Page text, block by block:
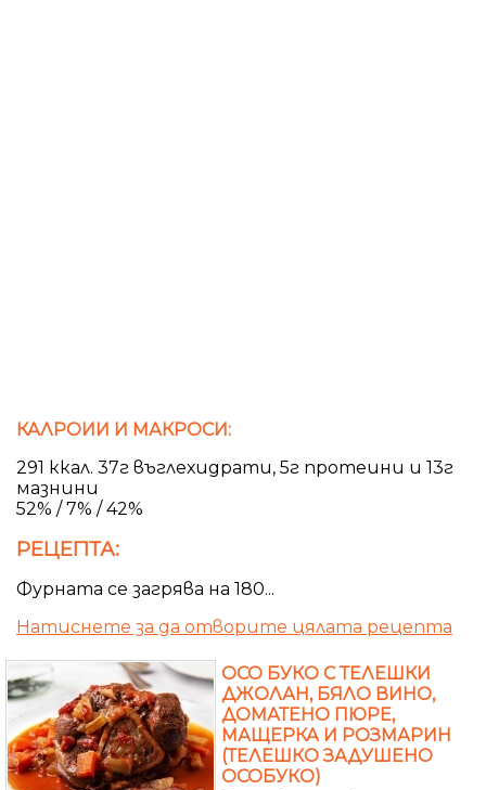
КАЛРОИИ И МАКРОСИ:
291 ккал. 37г въглехидрати, 5г протеини и 13г
мазнини
52% / 7% / 42%
РЕЦЕПТА:
Фурната се загрява на 180...
Натиснете за да отворите цялата рецепта
ОСО БУКО С ТЕЛЕШКИ
ДЖОЛАН, БЯЛО ВИНО,
ДОМАТЕНО ПЮРЕ,
МАЩЕРКА И РОЗМАРИН
(ТЕЛЕШКО ЗАДУШЕНО
ОСОБУКО)